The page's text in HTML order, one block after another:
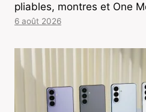
pliables, montres et One
6 août 2026